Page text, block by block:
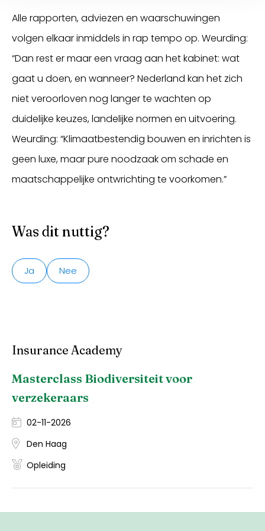
Alle rapporten, adviezen en waarschuwingen
volgen elkaar inmiddels in rap tempo op. Weurding:
“Dan rest er maar een vraag aan het kabinet: wat
gaat u doen, en wanneer? Nederland kan het zich
niet veroorloven nog langer te wachten op
duidelijke keuzes, landelijke normen en uitvoering.
Weurding: “Klimaatbestendig bouwen en inrichten is
geen luxe, maar pure noodzaak om schade en
maatschappelijke ontwrichting te voorkomen.”
Was dit nuttig?
Ja Nee
Insurance Academy
Masterclass Biodiversiteit voor
verzekeraars
02-11-2026
Den Haag
Opleiding